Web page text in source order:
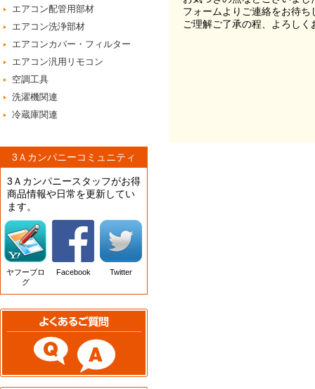
エアコン配管用部材
エアコン洗浄部材
エアコンカバー・フィルター
エアコン汎用リモコン
空調工具
洗濯機関連
冷蔵庫関連
3Ａカンパニーコミュニティ
3Ａカンパニースタッフがお得
商品情報や日常を更新してい
ます。
ヤフーブロ
グ
Facebook Twitter
フォームよりご連絡をお待ち
ご理解ご了承の程、よろし